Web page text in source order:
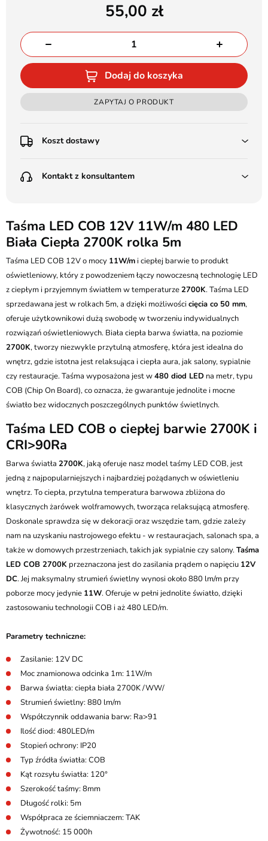
55,00
Dodaj do koszyka
ZAPYTAJ O PRODUKT
Koszt dostawy
Poczta Polska Kurier 48H - 11 zł
(od 1000 zł dla gabarytów, nie dotyczy produktów 3m)
Pobranie:
Poczta Polska Kurier 48H - 16 zł
Kurier GLS - 20 zł
Przesyłka Gabarytowa - 35 zł
Kontakt z konsultantem
Batalionów Chłopskich 12, 94-058 Łódź
506 336 320
kontakt@ledstyl.pl
Taśma LED COB 12V 11W/m 480 LED
Biała Ciepła 2700K rolka 5m
Taśma LED COB 12V o mocy 11W/m i ciepłej barwie to produkt
oświetleniowy, który z powodzeniem łączy nowoczesną technologię LED
z ciepłym i przyjemnym światłem w temperaturze2700K. Taśma LED
sprzedawana jest w rolkach 5m, a dzięki możliwościcięcia co 50 mm,
oferuje użytkownikowi dużą swobodę w tworzeniu indywidualnych
rozwiązań oświetleniowych. Biała ciepła barwa światła, na poziomie
2700K, tworzy niezwykle przytulną atmosferę, która jest idealna do
wnętrz, gdzie istotna jest relaksująca i ciepła aura, jak salony, sypialnie
czy restauracje. Taśma wyposażona jest w480 diod LED na metr, typu
COB (Chip On Board), co oznacza, że gwarantuje jednolite i mocne
światło bez widocznych poszczególnych punktów świetlnych.
Taśma LED COB o ciepłej barwie 2700K i
CRI>90Ra
Barwa światła 2700K, jaką oferuje nasz model taśmy LED COB, jest
jedną z najpopularniejszych i najbardziej pożądanych w oświetleniu
wnętrz. To ciepła, przytulna temperatura barwowa zbliżona do
klasycznych żarówek wolframowych, tworząca relaksującą atmosferę.
Doskonale sprawdza się w dekoracji oraz wszędzie tam, gdzie zależy
nam na uzyskaniu nastrojowego efektu - w restauracjach, salonach spa, a
także w domowych przestrzeniach, takich jak sypialnie czy salony.Taśma
LED COB 2700K przeznaczona jest do zasilania prądem o napięciu 12V
DC. Jej maksymalny strumień świetlny wynosi około 880 lm/m przy
poborze mocy jedynie 11W. Oferuje w pełni jednolite światło, dzięki
zastosowaniu technologii COB i aż 480 LED/m.
Parametry techniczne:
Zasilanie: 12V DC
Moc znamionowa odcinka 1m: 11W/m
Barwa światła: ciepła biała 2700K /WW/
Strumień świetlny: 880 lm/m
Współczynnik oddawania barw: Ra>91
Ilość diod: 480LED/m
Stopień ochrony: IP20
Typ źródła światła: COB
Kąt rozsyłu światła: 120°
Szerokość taśmy: 8mm
Długość rolki: 5m
Współpraca ze ściemniaczem: TAK
Żywotność: 15 000h